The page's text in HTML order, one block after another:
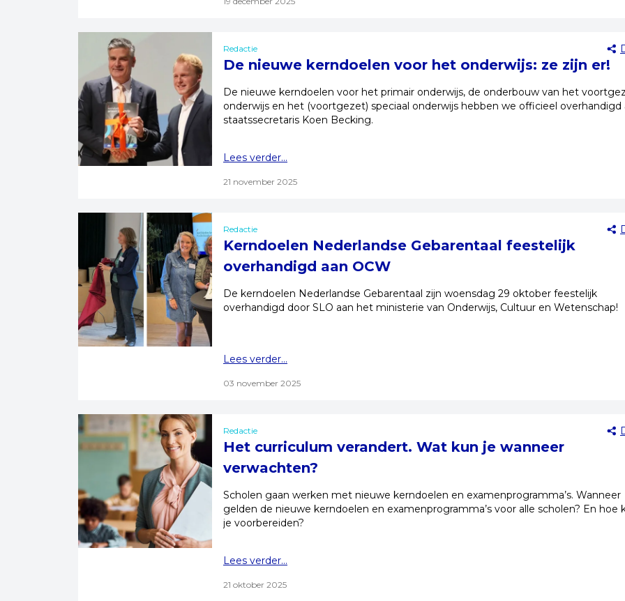
Redactie
De nieuwe kerndoelen voor het onderwijs: ze zijn er!
De nieuwe kerndoelen voor het primair onderwijs, de onderbouw van het
onderwijs en het (voortgezet) speciaal onderwijs hebben we officieel overhandigd
staatssecretaris Koen Becking.
Lees verder...
21 november 2025
Redactie
Kerndoelen Nederlandse Gebarentaal feestelijk
overhandigd aan OCW
De kerndoelen Nederlandse Gebarentaal zijn woensdag 29 oktober feestelijk
overhandigd door SLO aan het ministerie van Onderwijs, Cultuur en Wetenschap!
Lees verder...
03 november 2025
Redactie
Het curriculum verandert. Wat kun je wanneer
verwachten?
Scholen gaan werken met nieuwe kerndoelen en examenprogramma’s. Wanneer
gelden de nieuwe kerndoelen en examenprogramma’s voor alle scholen? En hoe
je voorbereiden?
Lees verder...
21 oktober 2025